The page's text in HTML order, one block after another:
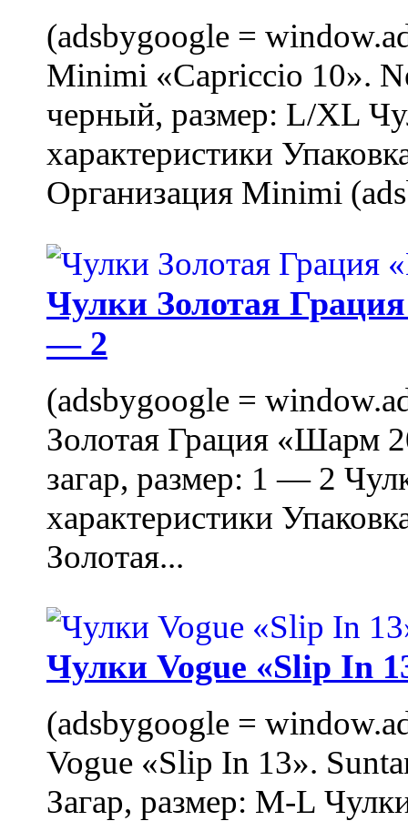
(adsbygoogle =
Minimi «Capriccio 10».
черный, размер: L/XL
характеристики
Организация Minimi
Чулки Золотая
— 2
(adsbygoogle =
Золотая Грация «Шарм
загар, размер: 1 — 2
характеристики
Золотая...
Чулки Vogue «Slip In
(adsbygoogle =
Vogue «Slip In 13».
Загар, размер: M-L